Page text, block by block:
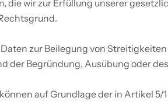
zur Beilegung von
der Begründung, Ausübung oder
auf Grundlage der in Artikel 5/